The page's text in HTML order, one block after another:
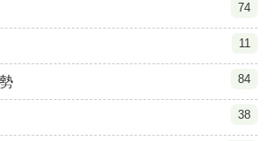
74
11
84
38